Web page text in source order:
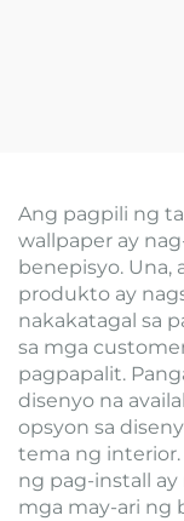
Ang pagpili ng
wallpaper ay
benepisyo.
produkto ay
nakakatagal sa
sa mga
pagpapalit.
disenyo na
opsyon sa
tema ng interior.
ng pag-install
mga may-ari ng